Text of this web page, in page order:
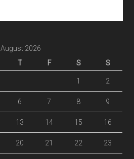
August 2026
T F S S
1 2
6 7 8 9
13 14 15 16
20 21 22 23